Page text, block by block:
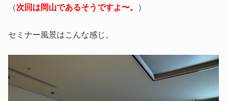
（次回は岡山であるそうですよ〜。 ）
セミナー風景はこんな感じ。